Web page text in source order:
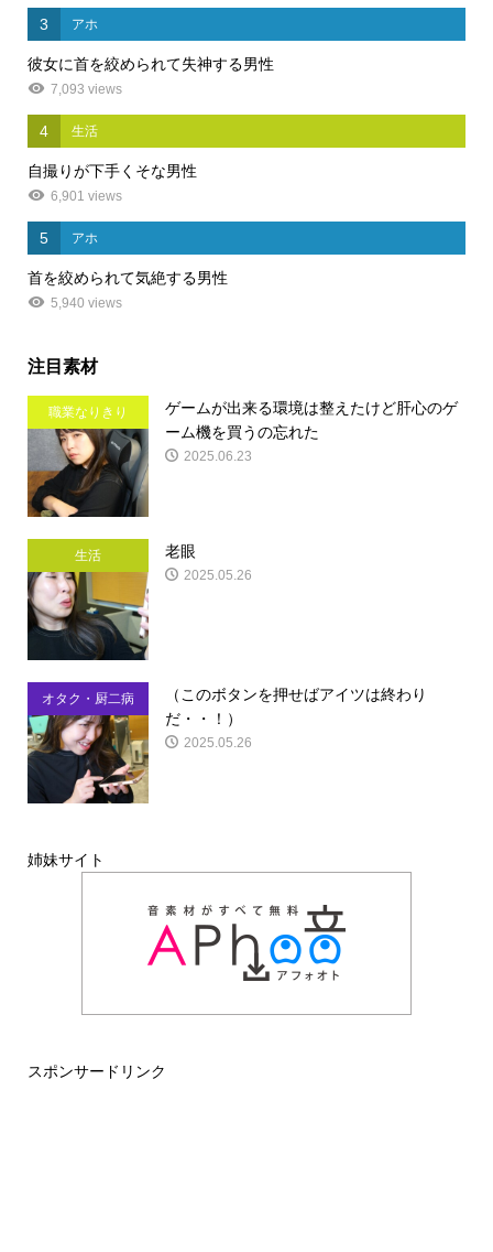
3 アホ
彼女に首を絞められて失神する男性
7,093 views
4 生活
自撮りが下手くそな男性
6,901 views
5 アホ
首を絞められて気絶する男性
5,940 views
注目素材
職業なりきり
ゲームが出来る環境は整えたけど肝心のゲ
ーム機を買うの忘れた
2025.06.23
生活 老眼
2025.05.26
オタク・厨二病
（このボタンを押せばアイツは終わり
だ・・！）
2025.05.26
姉妹サイト
スポンサードリンク